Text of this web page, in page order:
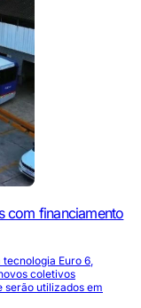
com financiamento
Euro 6,
coletivos
serão utilizados em